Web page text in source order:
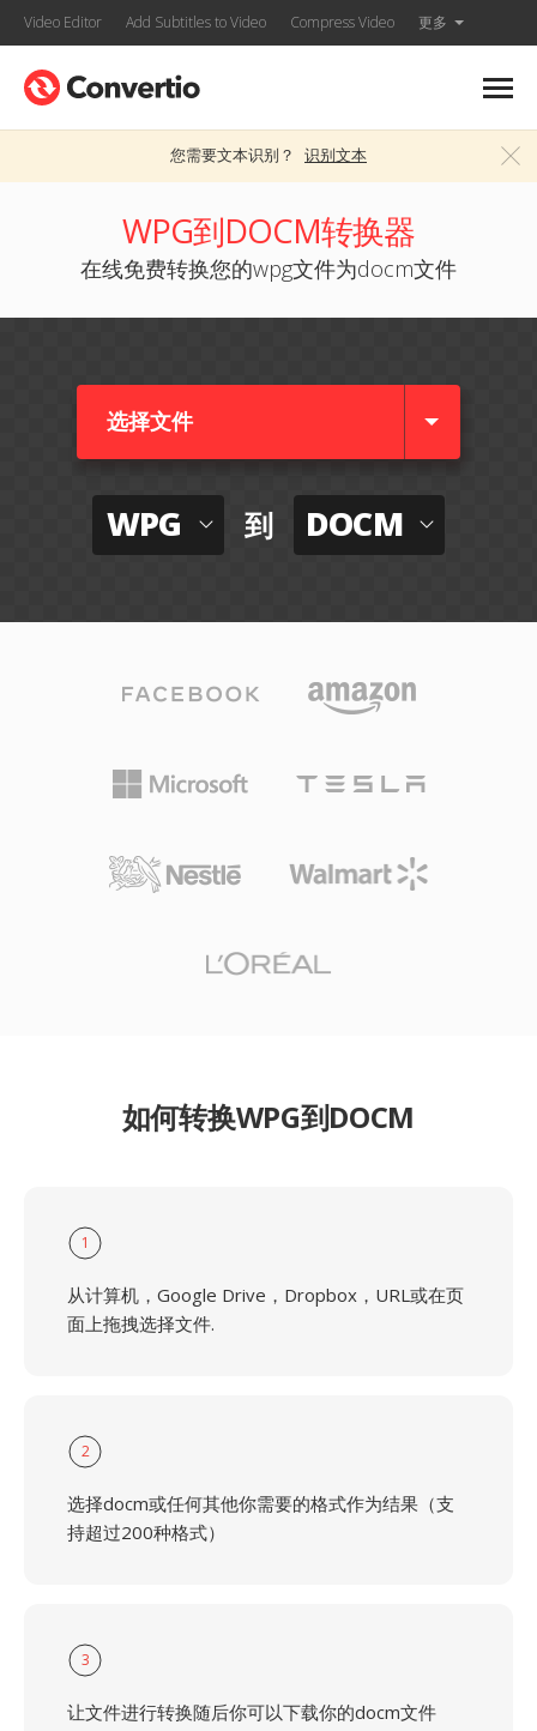
Video Editor Add Subtitles to Video Compress Video 更多
您需要文本识别？ 识别文本
WPG到DOCM转换器
在线免费转换您的wpg文件为docm文件
选择文件
WPG 到 DOCM
如何转换WPG到DOCM
1
从计算机，Google Drive，Dropbox，URL或在页
面上拖拽选择文件.
2
选择docm或任何其他你需要的格式作为结果（支
持超过200种格式）
3
让文件进行转换随后你可以下载你的docm文件